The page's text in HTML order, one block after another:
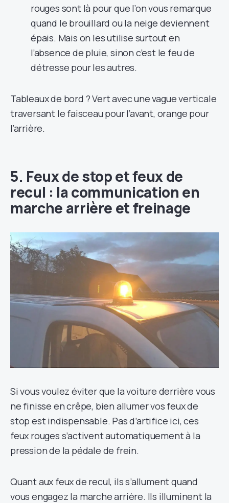
rouges sont là pour que l’on vous remarque
quand le brouillard ou la neige deviennent
épais. Mais on les utilise surtout en
l’absence de pluie, sinon c’est le feu de
détresse pour les autres.
Tableaux de bord ? Vert avec une vague verticale
traversant le faisceau pour l’avant, orange pour
l’arrière.
5. Feux de stop et feux de
recul : la communication en
marche arrière et freinage
Si vous voulez éviter que la voiture derrière vous
ne finisse en crêpe, bien allumer vos feux de
stop est indispensable. Pas d’artifice ici, ces
feux rouges s’activent automatiquement à la
pression de la pédale de frein.
Quant aux feux de recul, ils s’allument quand
vous engagez la marche arrière. Ils illuminent la